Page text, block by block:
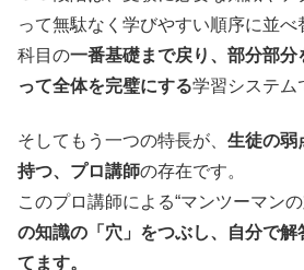
って無駄なく学びやすい順序に並
科目の一番基礎まで戻り、部分部分
って全体を完璧にする学習システム
そしてもう一つの特長が、 生徒の弱
持つ、プロ講師の存在です。
このプロ講師による“マンツーマンの
の知識の「穴」をつぶし、自分で
てます。